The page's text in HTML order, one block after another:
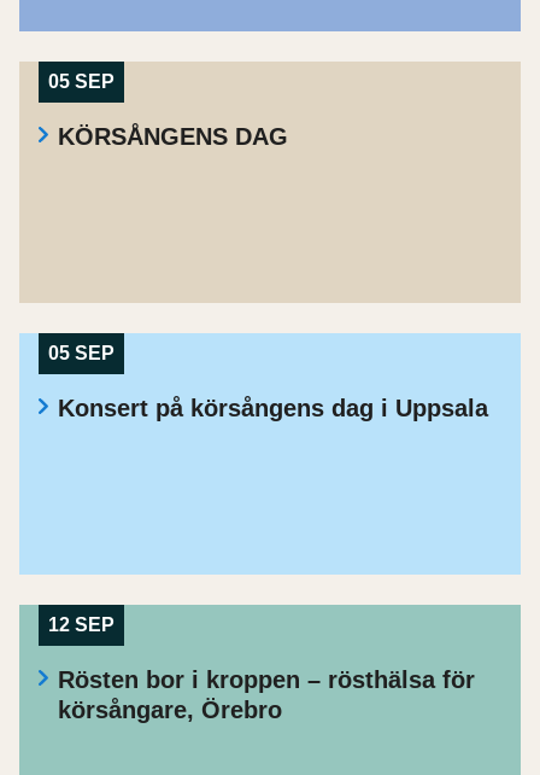
05 SEP
KÖRSÅNGENS DAG
05 SEP
Konsert på körsångens dag i Uppsala
12 SEP
Rösten bor i kroppen – rösthälsa för
körsångare, Örebro